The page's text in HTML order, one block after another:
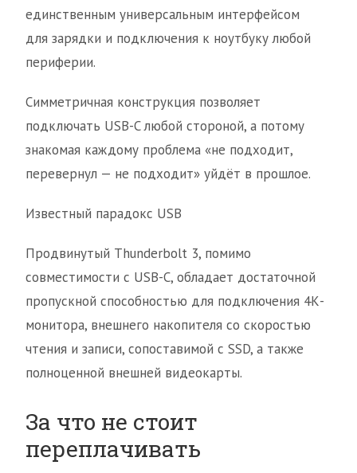
единственным универсальным интерфейсом
для зарядки и подключения к ноутбуку любой
периферии.
Симметричная конструкция позволяет
подключать USB-C любой стороной, а потому
знакомая каждому проблема «не подходит,
перевернул — не подходит» уйдёт в прошлое.
Известный парадокс USB
Продвинутый Thunderbolt 3, помимо
совместимости с USB-C, обладает достаточной
пропускной способностью для подключения 4К-
монитора, внешнего накопителя со скоростью
чтения и записи, сопоставимой с SSD, а также
полноценной внешней видеокарты.
За что не стоит
переплачивать